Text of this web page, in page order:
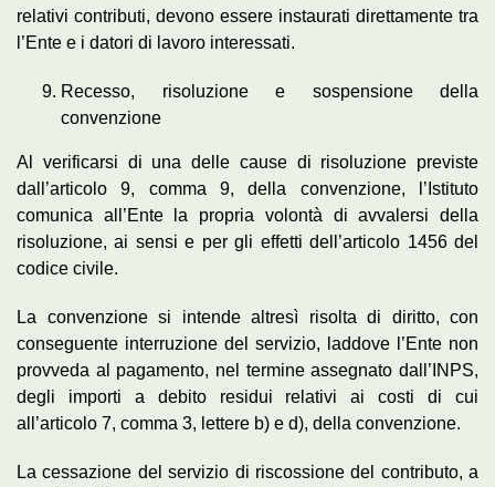
relativi contributi, devono essere instaurati direttamente tra
l’Ente e i datori di lavoro interessati.
Recesso, risoluzione e sospensione della
convenzione
Al verificarsi di una delle cause di risoluzione previste
dall’articolo 9, comma 9, della convenzione, l’Istituto
comunica all’Ente la propria volontà di avvalersi della
risoluzione, ai sensi e per gli effetti dell’articolo 1456 del
codice civile.
La convenzione si intende altresì risolta di diritto, con
conseguente interruzione del servizio, laddove l’Ente non
provveda al pagamento, nel termine assegnato dall’INPS,
degli importi a debito residui relativi ai costi di cui
all’articolo 7, comma 3, lettere b) e d), della convenzione.
La cessazione del servizio di riscossione del contributo, a